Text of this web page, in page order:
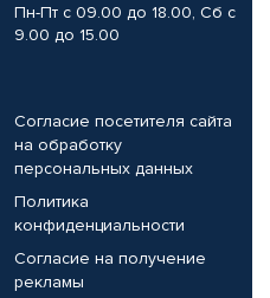
Пн-Пт с 09.00 до 18.00, Сб с
9.00 до 15.00
Согласие посетителя сайта
на обработку
персональных данных
Политика
конфиденциальности
Согласие на получение
рекламы